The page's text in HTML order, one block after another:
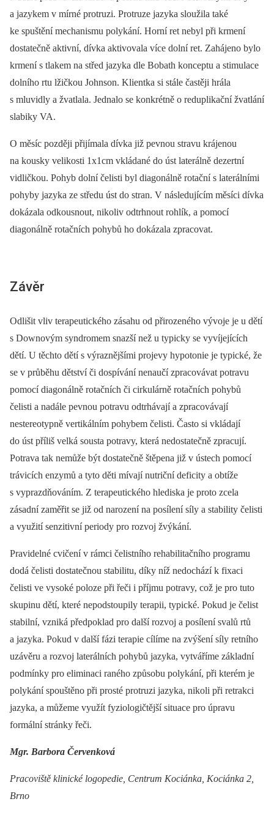
a jazykem v mírné protruzi. Protruze jazyka sloužila také
ke spuštění mechanismu polykání. Horní ret nebyl při krmení
dostatečně aktivní, dívka aktivovala více dolní ret. Zahájeno bylo
krmení s tlakem na střed jazyka dle Bobath konceptu a stimulace
dolního rtu lžičkou Johnson. Klientka si stále častěji hrála
s mluvidly a žvatlala. Jednalo se konkrétně o reduplikační žvatlání
slabiky VA.
O měsíc později přijímala dívka již pevnou stravu krájenou
na kousky velikosti 1x1cm vkládané do úst laterálně dezertní
vidličkou. Pohyb dolní čelisti byl diagonálně rotační s laterálními
pohyby jazyka ze středu úst do stran. V následujícím měsíci dívka
dokázala odkousnout, nikoliv odtrhnout rohlík, a pomocí
diagonálně rotačních pohybů ho dokázala zpracovat.
Závěr
Odlišit vliv terapeutického zásahu od přirozeného vývoje je u dětí
s Downovým syndromem snazší než u typicky se vyvíjejících
dětí. U těchto dětí s výraznějšími projevy hypotonie je typické, že
se v průběhu dětství či dospívání nenaučí zpracovávat potravu
pomocí diagonálně rotačních či cirkulárně rotačních pohybů
čelisti a nadále pevnou potravu odtrhávají a zpracovávají
nestereotypně vertikálním pohybem čelisti. Často si vkládají
do úst příliš velká sousta potravy, která nedostatečně zpracují.
Potrava tak nemůže být dostatečně štěpena již v ústech pomocí
trávicích enzymů a tyto děti mívají nutriční deficity a obtíže
s vyprazdňováním. Z terapeutického hlediska je proto zcela
zásadní zaměřit se již od narození na posílení síly a stability čelisti
a využití senzitivní periody pro rozvoj žvýkání.
Pravidelné cvičení v rámci čelistního rehabilitačního programu
dodá čelisti dostatečnou stabilitu, díky níž nedochází k fixaci
čelisti ve vysoké poloze při řeči i příjmu potravy, což je pro tuto
skupinu dětí, které nepodstoupily terapii, typické. Pokud je čelist
stabilní, vzniká předpoklad pro další rozvoj a posílení svalů rtů
a jazyka. Pokud v další fázi terapie cílíme na zvýšení síly retního
uzávěru a rozvoj laterálních pohybů jazyka, vytváříme základní
podmínky pro eliminaci raného způsobu polykání, při kterém je
polykání spouštěno při prosté protruzi jazyka, nikoli při retrakci
jazyka, a můžeme využít fyziologičtější situace pro úpravu
formální stránky řeči.
Mgr. Barbora Červenková
Pracoviště klinické logopedie, Centrum Kociánka, Kociánka 2,
Brno